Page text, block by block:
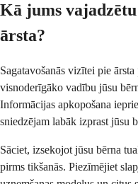
Kā jums
ārsta?
Sagatavošanās vizītei pie
visnoderīgāko vadību jūsu
Informācijas apkopošana
sniedzējam labāk izprast jūsu
Sāciet, izsekojot jūsu bērna
pirms tikšanās. Piezīmējiet